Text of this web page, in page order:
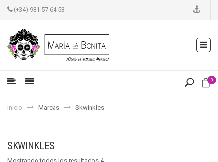
(+34) 931 57 64 53
0
Inicio Marcas Skwinkles
SKWINKLES
Mostrando todos los resultados 4